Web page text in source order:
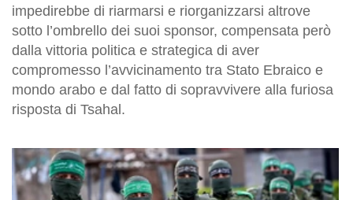
impedirebbe di riarmarsi e riorganizzarsi altrove
sotto l’ombrello dei suoi sponsor, compensata però
dalla vittoria politica e strategica di aver
compromesso l’avvicinamento tra Stato Ebraico e
mondo arabo e dal fatto di sopravvivere alla furiosa
risposta di Tsahal.